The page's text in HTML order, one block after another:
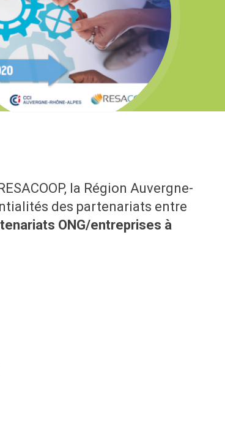
la Région Auvergne-
des partenariats entre
ONG/entreprises à